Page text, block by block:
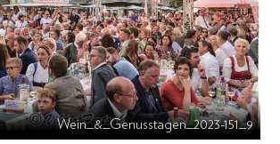
Wein_&_Genusstagen_2023-151_9